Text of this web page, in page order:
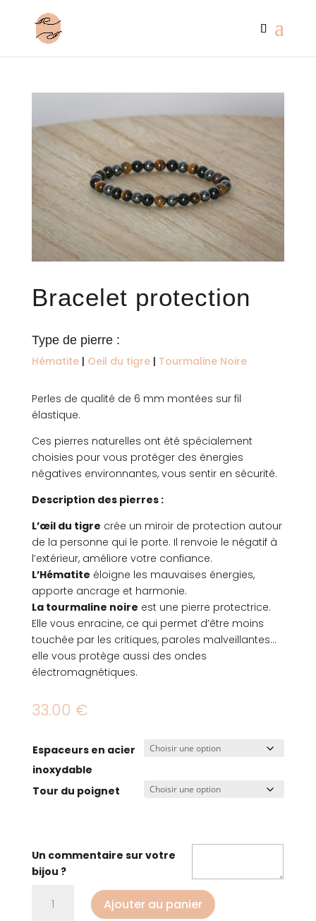
Bracelet protection
Type de pierre :
Hématite| Oeil du tigre| Tourmaline Noire
Perles de qualité de 6 mm montées sur fil
élastique.
Ces pierres naturelles ont été spécialement
choisies pour vous protéger des énergies
négatives environnantes, vous sentir en sécurité.
Description des pierres :
L’œil du tigre crée un miroir de protection autour
de la personne qui le porte. Il renvoie le négatif à
l’extérieur, améliore votre confiance.
L’Hématite éloigne les mauvaises énergies,
apporte ancrage et harmonie.
La tourmaline noire est une pierre protectrice.
Elle vous enracine, ce qui permet d’être moins
touchée par les critiques, paroles malveillantes…
elle vous protège aussi des ondes
électromagnétiques.
33.00 €
Espaceurs en acier
inoxydable
Tour du poignet
Un commentaire sur votre
bijou ?
Ajouter au panier